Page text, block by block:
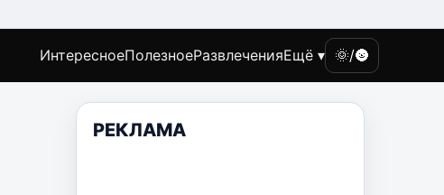
ИнтересноеПолезноеРазвлеченияЕщё ▾ 🌞/🌚
РЕКЛАМА